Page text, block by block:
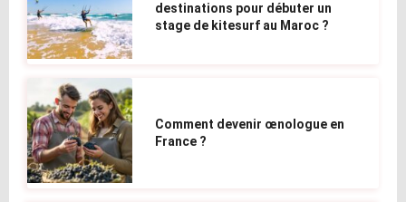
destinations pour débuter un
stage de kitesurf au Maroc ?
Comment devenir œnologue en
France ?